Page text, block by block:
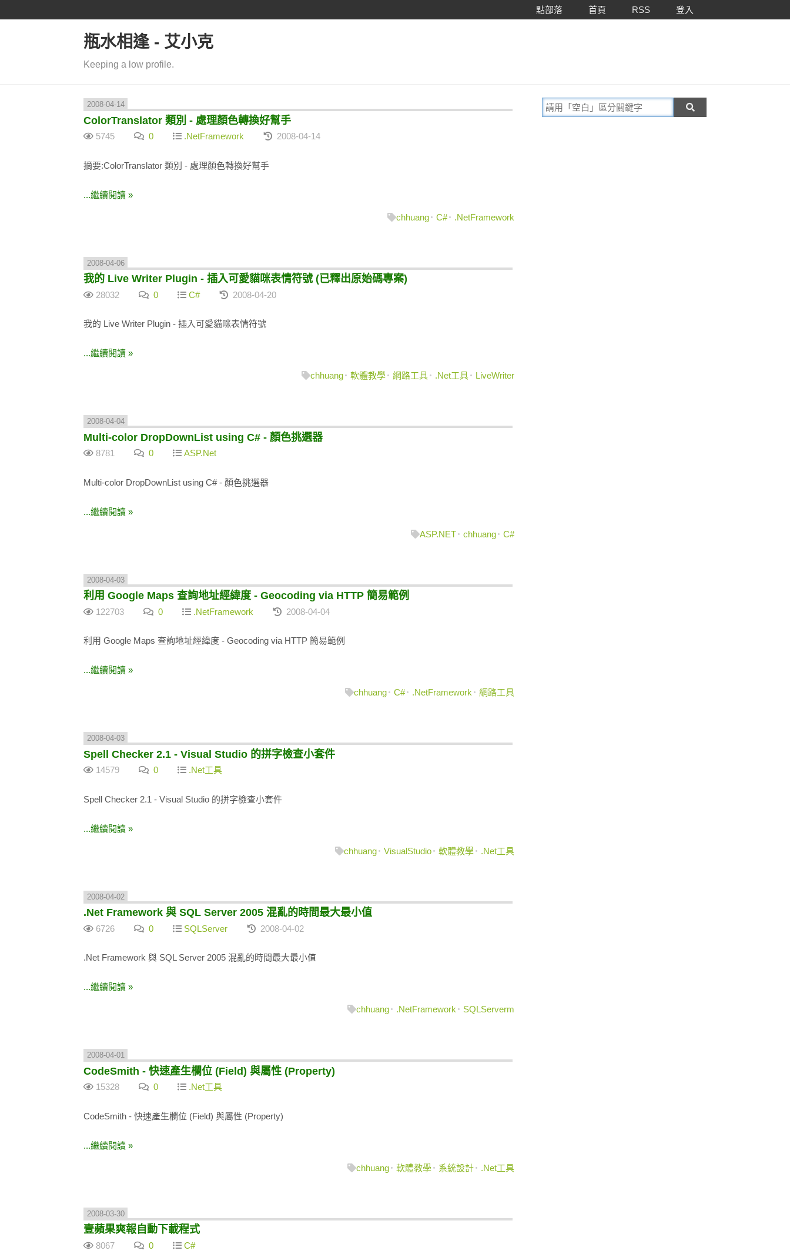
點部落 首頁 RSS 登入
瓶水相逢 - 艾小克
Keeping a low profile.
2008-04-14
ColorTranslator 類別 - 處理顏色轉換好幫手
5745 0 .NetFramework 2008-04-14
摘要:ColorTranslator 類別 - 處理顏色轉換好幫手
...繼續閱讀 »
chhuang C# .NetFramework
2008-04-06
我的 Live Writer Plugin - 插入可愛貓咪表情符號 (已釋出原始碼專案)
28032 0 C# 2008-04-20
我的 Live Writer Plugin - 插入可愛貓咪表情符號
...繼續閱讀 »
chhuang 軟體教學 網路工具 .Net工具 LiveWriter
2008-04-04
Multi-color DropDownList using C# - 顏色挑選器
8781 0 ASP.Net
Multi-color DropDownList using C# - 顏色挑選器
...繼續閱讀 »
ASP.NET chhuang C#
2008-04-03
利用 Google Maps 查詢地址經緯度 - Geocoding via HTTP 簡易範例
122703 0 .NetFramework 2008-04-04
利用 Google Maps 查詢地址經緯度 - Geocoding via HTTP 簡易範例
...繼續閱讀 »
chhuang C# .NetFramework 網路工具
2008-04-03
Spell Checker 2.1 - Visual Studio 的拼字檢查小套件
14579 0 .Net工具
Spell Checker 2.1 - Visual Studio 的拼字檢查小套件
...繼續閱讀 »
chhuang VisualStudio 軟體教學 .Net工具
2008-04-02
.Net Framework 與 SQL Server 2005 混亂的時間最大最小值
6726 0 SQLServer 2008-04-02
.Net Framework 與 SQL Server 2005 混亂的時間最大最小值
...繼續閱讀 »
chhuang .NetFramework SQLServerm
2008-04-01
CodeSmith - 快速產生欄位 (Field) 與屬性 (Property)
15328 0 .Net工具
CodeSmith - 快速產生欄位 (Field) 與屬性 (Property)
...繼續閱讀 »
chhuang 軟體教學 系統設計 .Net工具
2008-03-30
壹蘋果爽報自動下載程式
8067 0 C#